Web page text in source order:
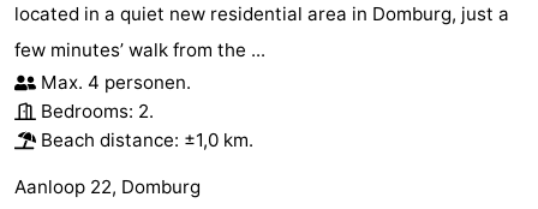
located in a quiet new residential area in Domburg, just a
few minutes’ walk from the ...
Max. 4 personen.
Bedrooms: 2.
Beach distance: ±1,0 km.
Aanloop 22, Domburg